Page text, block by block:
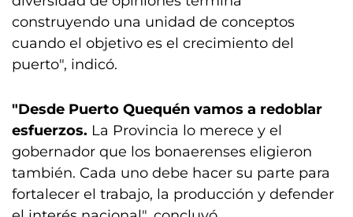
construyendo una unidad de conceptos
cuando el objetivo es el crecimiento del
puerto", indicó.
"Desde Puerto Quequén vamos a redoblar
esfuerzos. La Provincia lo merece y el
gobernador que los bonaerenses eligieron
también. Cada uno debe hacer su parte para
fortalecer el trabajo, la producción y defender